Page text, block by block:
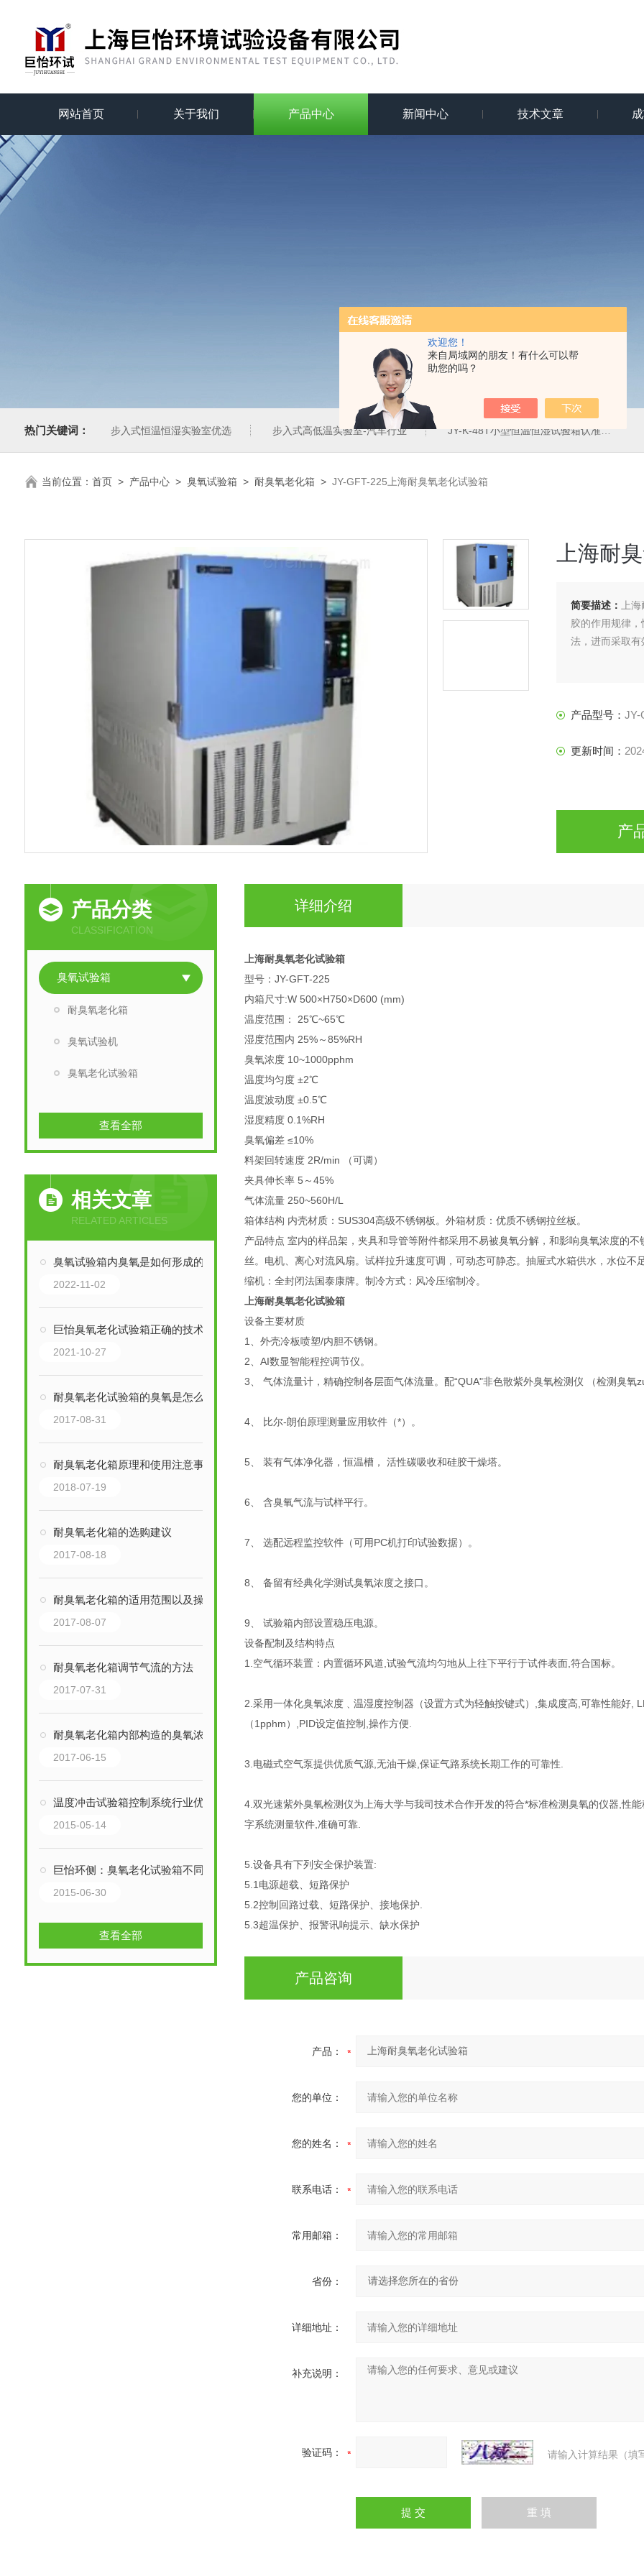
欢迎您！
来自局域网的朋友！有什么可以帮
助您的吗？
网站首页 关于我们 产品中心 新闻中心 技术文章
热门关键词： 步入式恒温恒湿实验室优选 步入式高低温实验室-汽车行业 JY-K-48T小型恒温恒湿试验箱认准巨怡环试
当前位置： 首页> 产品中心> 臭氧试验箱 > 耐臭氧老化箱 > JY-GFT-225上海耐臭氧老化试验箱
上海耐
简要描述：
上
胶的作用规律
法，进而采取
产品型号：JY-
更新时间：
产
产品分类
CLASSIFICATION
臭氧试验箱
耐臭氧老化箱
臭氧试验机
臭氧老化试验箱
查看全部
相关文章
RELATED ARTICLES
臭氧试验箱内臭氧是如何形成的？
2022-11-02
巨怡臭氧老化试验箱正确的技术维护
2021-10-27
耐臭氧老化试验箱的臭氧是怎么产生的
2017-08-31
耐臭氧老化箱原理和使用注意事项
2018-07-19
耐臭氧老化箱的选购建议
2017-08-18
耐臭氧老化箱的适用范围以及操作注意事项
2017-08-07
耐臭氧老化箱调节气流的方法
2017-07-31
耐臭氧老化箱内部构造的臭氧浓度传感器解析
2017-06-15
温度冲击试验箱控制系统行业优势
2015-05-14
巨怡环侧：臭氧老化试验箱不同材料功能
2015-06-30
查看全部
详细介绍
上海耐臭氧老化试验箱
型号：JY-GFT-225
内箱尺寸:W 500×H750×D600 (mm)
温度范围： 25℃~65℃
湿度范围内 25%～85%RH
臭氧浓度 10~1000pphm
温度均匀度 ±2℃
温度波动度 ±0.5℃
湿度精度 0.1%RH
臭氧偏差 ≤10%
料架回转速度 2R/min （可调）
夹具伸长率 5～45%
气体流量 250~560H/L
箱体结构 内壳材质：SUS304高级不锈钢板。外箱材质：优质不锈钢拉丝板。
产品特点 室内的样品架，夹具和导管等附件都采用不易被臭氧分解，和影响臭氧浓度的
丝。电机、离心对流风扇。试样拉升速度可调，可动态可静态。抽屉式水箱供水，水位
缩机：全封闭法国泰康牌。制冷方式：风冷压缩制冷。
上海耐臭氧老化试验箱
设备主要材质
1、外壳冷板喷塑/内胆不锈钢。
2、AI数显智能程控调节仪。
3、 气体流量计，精确控制各层面气体流量。配“QUA"非色散紫外臭氧检测仪 （检测臭氧
4、 比尔-朗伯原理测量应用软件（*）。
5、 装有气体净化器，恒温槽， 活性碳吸收和硅胶干燥塔。
6、 含臭氧气流与试样平行。
7、 选配远程监控软件（可用PC机打印试验数据）。
8、 备留有经典化学测试臭氧浓度之接口。
9、 试验箱内部设置稳压电源。
设备配制及结构特点
1.空气循环装置：内置循环风道,试验气流均匀地从上往下平行于试件表面,符合国标。
2.采用一体化臭氧浓度﹑温湿度控制器（设置方式为轻触按键式）,集成度高,可靠性能好
（1pphm）,PID设定值控制,操作方便.
3.电磁式空气泵提供优质气源,无油干燥,保证气路系统长期工作的可靠性.
4.双光速紫外臭氧检测仪为上海大学与我司技术合作开发的符合*标准检测臭氧的仪器,性
字系统测量软件,准确可靠.
5.设备具有下列安全保护装置:
5.1电源超载、短路保护
5.2控制回路过载、短路保护、接地保护.
5.3超温保护、报警讯响提示、缺水保护
产品咨询
产品：
您的单位：
您的姓名：
联系电话：
常用邮箱：
省份：
详细地址：
补充说明：
验证码： 请输入计算结果（填